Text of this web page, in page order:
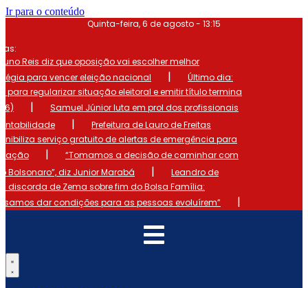
Ir para o conteúdo
Quinta-feira, 6 de agosto - 13:15
Reis diz que oposição vai escolher melhor
para vencer eleição nacional
|
Último dia:
para regularizar situação eleitoral e emitir título termina
|
Samuel Júnior luta em prol dos profissionais
|
Prefeitura de Lauro de Freitas
serviço gratuito de alertas de emergência para
|
“Tomamos a decisão de caminhar com
Bolsonaro”, diz Junior Marabá
|
Leandro de
discorda de Zema sobre fim do Bolsa Família:
dar condições para as pessoas evoluírem”
|